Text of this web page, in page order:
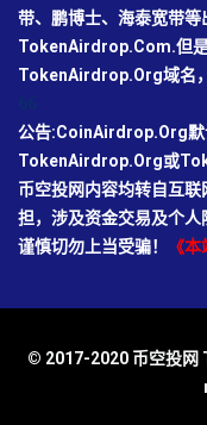
带、鹏博士、海泰宽带
TokenAirdrop.Com.但
TokenAirdrop.Org域名
公告:CoinAirdrop.Org默
TokenAirdrop.Org或
币空投网内容均转自互
担，涉及资金交易及个
谨慎切勿上当受骗！
《
© 2017-2020 币空投